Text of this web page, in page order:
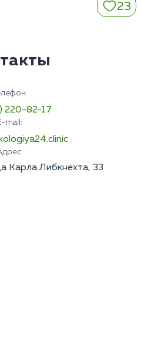
23
220-82-17
mail:
Карла Либкнехта, 33